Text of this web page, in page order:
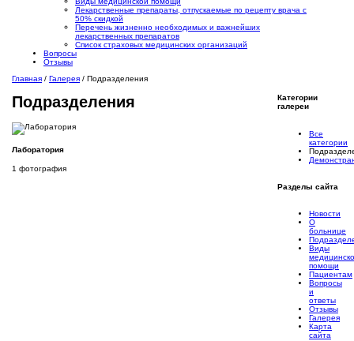
Лекарственные препараты, отпускаемые по рецепту врача с
50% скидкой
Перечень жизненно необходимых и важнейших
лекарственных препаратов
Список страховых медицинских организаций
Вопросы
Отзывы
Главная / Галерея / Подразделения
Подразделения
Лаборатория
1 фотография
Категории
галереи
Все
категории
Разделы сайта
Новости
О
больнице
Виды
помощи
Пациентам
Вопросы
и
ответы
Отзывы
Галерея
Карта
сайта